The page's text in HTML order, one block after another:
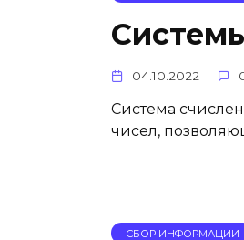
04.10.2022
Система
чисел,
СБОР ИНФОРМАЦИИ